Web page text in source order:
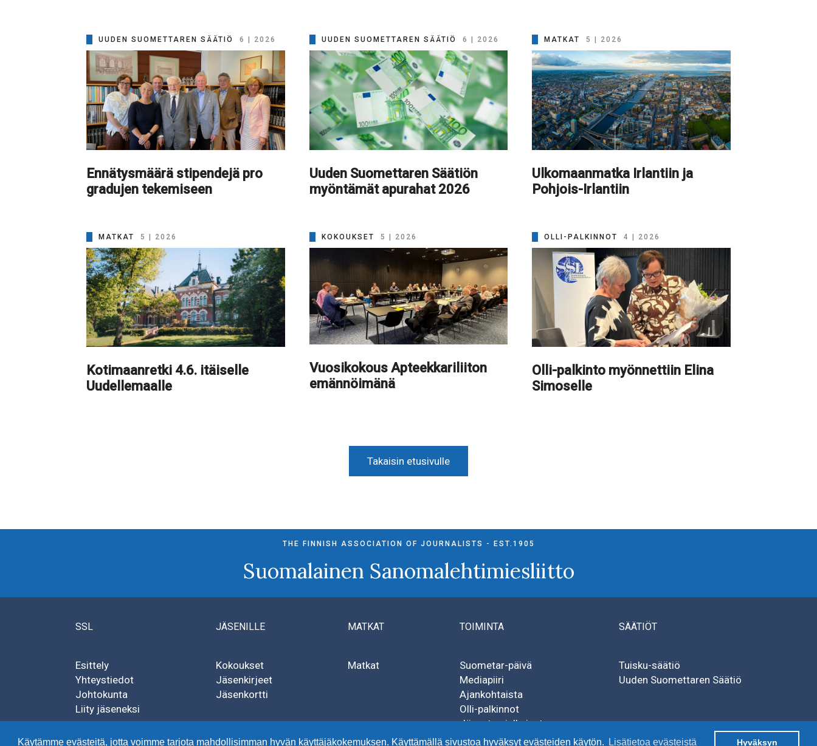
Käytämme evästeitä, jotta voimme tarjota mahdollisimman hyvän käyttäjäkokemuksen. Käyttämällä sivustoa hyväksyt evästeiden käytön. Lisätietoa evästeistä Hyväksyn
UUDEN SUOMETTAREN SÄÄTIÖ 6 | 2026
Ennätysmäärä stipendejä pro
gradujen tekemiseen
UUDEN SUOMETTAREN SÄÄTIÖ 6 | 2026
Uuden Suomettaren Säätiön
myöntämät apurahat 2026
MATKAT 5 | 2026
Ulkomaanmatka Irlantiin ja
Pohjois-Irlantiin
MATKAT 5 | 2026
Kotimaanretki 4.6. itäiselle
Uudellemaalle
KOKOUKSET 5 | 2026
Vuosikokous Apteekkariliiton
emännöimänä
OLLI-PALKINNOT 4 | 2026
Olli-palkinto myönnettiin Elina
Simoselle
Takaisin etusivulle
THE FINNISH ASSOCIATION OF JOURNALISTS - EST.1905
Suomalainen Sanomalehtimiesliitto
SSL
Esittely
Yhteystiedot
Johtokunta
Liity jäseneksi
JÄSENILLE
Kokoukset
Jäsenkirjeet
Jäsenkortti
MATKAT
Matkat
TOIMINTA
Suometar-päivä
Mediapiiri
Ajankohtaista
Olli-palkinnot
Jäsenten julkaisut
SÄÄTIÖT
Tuisku-säätiö
Uuden Suomettaren Säätiö